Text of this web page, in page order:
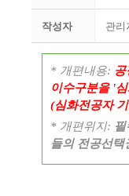
작성자 관리
* 개편내용:
이수구분을 '
(심화전공자
* 개편위지:
들의 전공선택